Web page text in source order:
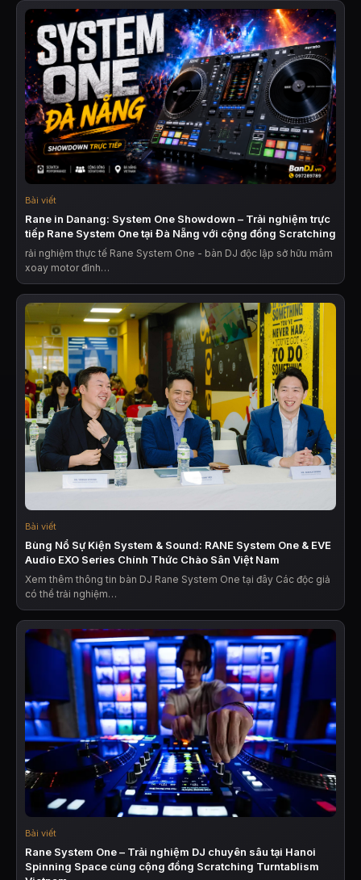
Bài viết
Rane in Danang: System One Showdown – Trải nghiệm trực
tiếp Rane System One tại Đà Nẵng với cộng đồng Scratching
rải nghiệm thực tế Rane System One - bàn DJ độc lập sở hữu mâm
xoay motor đỉnh…
Bài viết
Bùng Nổ Sự Kiện System & Sound: RANE System One & EVE
Audio EXO Series Chính Thức Chào Sân Việt Nam
Xem thêm thông tin bàn DJ Rane System One tại đây Các độc giả
có thể trải nghiệm…
Bài viết
Rane System One – Trải nghiệm DJ chuyên sâu tại Hanoi
Spinning Space cùng cộng đồng Scratching Turntablism